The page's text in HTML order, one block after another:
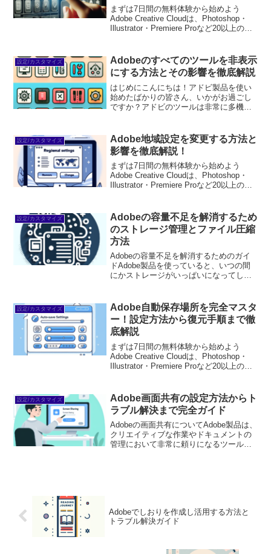
まずは7日間の無料体験から始めよう
Adobe Creative Cloudは、Photoshop・
Illustrator・Premiere Proなど20以上のア
→※...
設定/カスタマイズ
Adobeのすべてのツールを非表示
にする方法とその影響を徹底解説
はじめにこんにちは！アドビ製品を使い
始めたばかりの皆さん、いかがお過ごし
ですか？アドビのツールは非常に多機能
定を活用することで、作業が格段にしや
すくなることをご存知でし...
設定/カスタマイズ
Adobe地域設定を変更する方法と
影響を徹底解説！
まずは7日間の無料体験から始めよう
Adobe Creative Cloudは、Photoshop・
Illustrator・Premiere Proなど20以上のア
→※...
設定/カスタマイズ
Adobeの容量不足を解消するため
のストレージ管理とファイル圧縮
方法
Adobeの容量不足を解消するためのガイ
ドAdobe製品を使っていると、いつの間
にかストレージがいっぱいになってしま
らず、悩んでしまうことも多いでしょ
う。そんなあなたの...
設定/カスタマイズ
Adobe自動保存場所を完全マスタ
ー！設定方法から復元手順まで徹
底解説
まずは7日間の無料体験から始めよう
Adobe Creative Cloudは、Photoshop・
Illustrator・Premiere Proなど20以上のア
→※...
設定/カスタマイズ
Adobe画面共有の設定方法からト
ラブル解決まで完全ガイド
Adobeの画面共有についてAdobe製品は、
クリエイティブな作業やドキュメントの
管理において非常に頼りになるツールで
Adobeでしおりを作成し活用する方法と
トラブル解決ガイド